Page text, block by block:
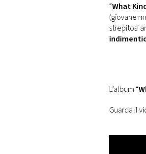
“What
(giovane
strepitosi
L’album “
Guarda il